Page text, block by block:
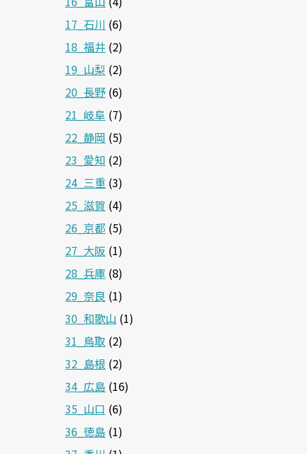
17_石川 (6)
18_福井 (2)
19_山梨 (2)
20_長野 (6)
21_岐阜 (7)
22_静岡 (5)
23_愛知 (2)
24_三重 (3)
25_滋賀 (4)
26_京都 (5)
27_大阪 (1)
28_兵庫 (8)
29_奈良 (1)
30_和歌山 (1)
31_鳥取 (2)
32_島根 (2)
34_広島 (16)
35_山口 (6)
36_徳島 (1)